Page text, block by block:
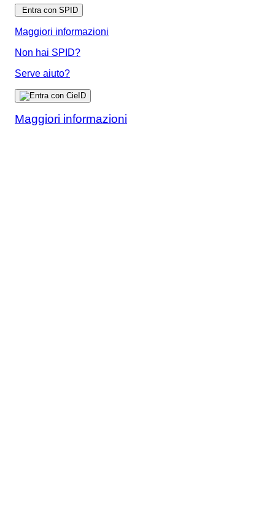
Entra con SPID
Maggiori informazioni
Non hai SPID?
Serve aiuto?
Maggiori informazioni